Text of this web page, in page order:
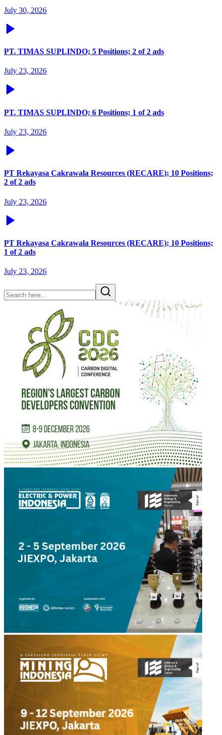
July 30, 2026
PT. TIMAS SUPLINDO; 5 Positions; 2 of 2 ads
July 23, 2026
PT. TIMAS SUPLINDO; 6 Positions; 1 of 2 ads
July 23, 2026
PT Rekayasa Cakrawala Resources (RECARE); 10 Positions;
2 of 2 ads
July 23, 2026
PT Rekayasa Cakrawala Resources (RECARE); 10 Positions;
1 of 2 ads
July 23, 2026